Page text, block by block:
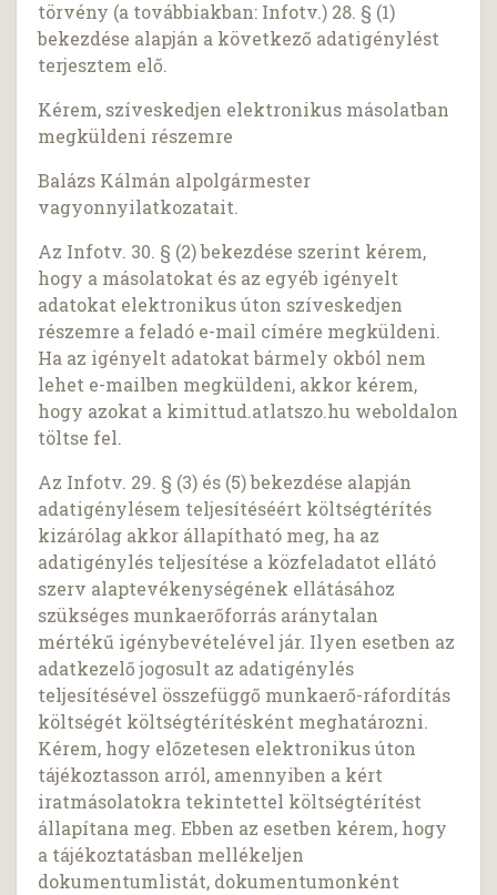
törvény (a továbbiakban: Infotv.) 28. § (1)
bekezdése alapján a következő adatigénylést
terjesztem elő.
Kérem, szíveskedjen elektronikus másolatban
megküldeni részemre
Balázs Kálmán alpolgármester
vagyonnyilatkozatait.
Az Infotv. 30. § (2) bekezdése szerint kérem,
hogy a másolatokat és az egyéb igényelt
adatokat elektronikus úton szíveskedjen
részemre a feladó e-mail címére megküldeni.
Ha az igényelt adatokat bármely okból nem
lehet e-mailben megküldeni, akkor kérem,
hogy azokat a kimittud.atlatszo.hu weboldalon
töltse fel.
Az Infotv. 29. § (3) és (5) bekezdése alapján
adatigénylésem teljesítéséért költségtérítés
kizárólag akkor állapítható meg, ha az
adatigénylés teljesítése a közfeladatot ellátó
szerv alaptevékenységének ellátásához
szükséges munkaerőforrás aránytalan
mértékű igénybevételével jár. Ilyen esetben az
adatkezelő jogosult az adatigénylés
teljesítésével összefüggő munkaerő-ráfordítás
költségét költségtérítésként meghatározni.
Kérem, hogy előzetesen elektronikus úton
tájékoztasson arról, amennyiben a kért
iratmásolatokra tekintettel költségtérítést
állapítana meg. Ebben az esetben kérem, hogy
a tájékoztatásban mellékeljen
dokumentumlistát, dokumentumonként